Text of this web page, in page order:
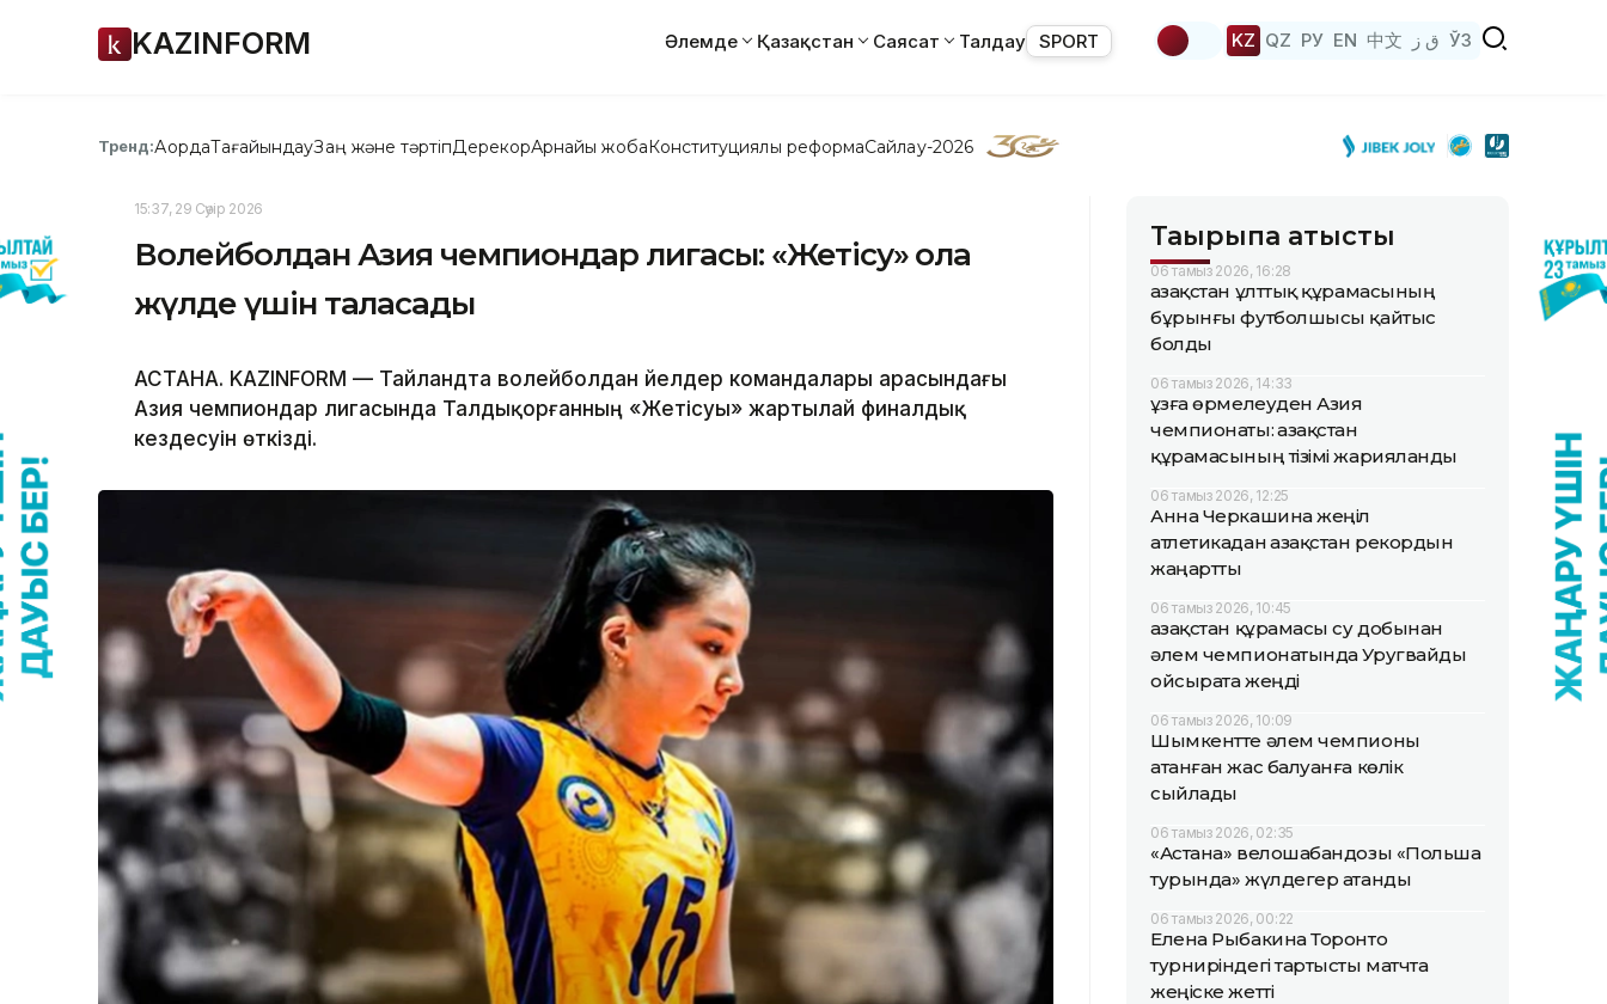
KAZINFORM Әлемде Қазақстан Саясат Талдау SPORT KZ QZ РУ EN 中文 ق ز ЎЗ
Тренд:АқордаТағайындауЗаң және тәртіпДерекқорАрнайы жобаКонституциялық реформаСайлау-2026
15:37, 29 Сәуір 2026
Волейболдан Азия чемпиондар лигасы: «Жетісу» қола
жүлде үшін таласады
АСТАНА. KAZINFORM — Тайландта волейболдан әйелдер командалары арасындағы
Азия чемпиондар лигасында Талдықорғанның «Жетісуы» жартылай финалдық
кездесуін өткізді.
Тақырыпқа қатысты
06 тамыз 2026, 16:28
Қазақстан ұлттық құрамасының
бұрынғы футболшысы қайтыс
болды
06 тамыз 2026, 14:33
Құзға өрмелеуден Азия
чемпионаты: Қазақстан
құрамасының тізімі жарияланды
06 тамыз 2026, 12:25
Анна Черкашина жеңіл
атлетикадан Қазақстан рекордын
жаңартты
06 тамыз 2026, 10:45
Қазақстан құрамасы су добынан
әлем чемпионатында Уругвайды
ойсырата жеңді
06 тамыз 2026, 10:09
Шымкентте әлем чемпионы
атанған жас балуанға көлік
сыйлады
06 тамыз 2026, 02:35
«Астана» велошабандозы «Польша
турында» жүлдегер атанды
06 тамыз 2026, 00:22
Елена Рыбакина Торонто
турниріндегі тартысты матчта
жеңіске жетті